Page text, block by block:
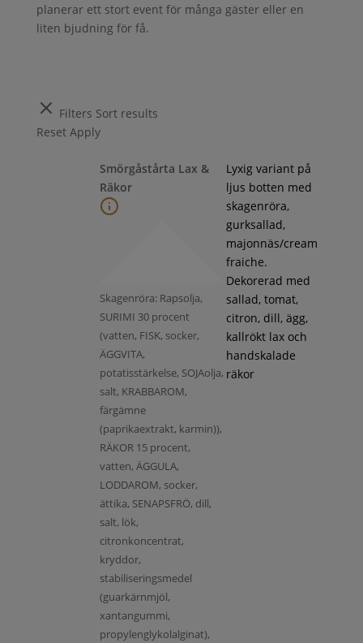
planerar ett stort event för många gäster eller en
liten bjudning för få.
Filters Sort results
Reset Apply
Smörgåstårta Lax &
Räkor
Skagenröra: Rapsolja,
SURIMI 30 procent
(vatten, FISK, socker,
ÄGGVITA,
potatisstärkelse, SOJAolja,
salt, KRABBAROM,
färgämne
(paprikaextrakt, karmin)),
RÄKOR 15 procent,
vatten, ÄGGULA,
LODDAROM, socker,
ättika, SENAPSFRÖ, dill,
salt, lök,
citronkoncentrat,
kryddor,
stabiliseringsmedel
(guarkärnmjöl,
xantangummi,
propylenglykolalginat),
Lyxig variant på
ljus botten med
skagenröra,
gurksallad,
majonnäs/cream
fraiche.
Dekorerad med
sallad, tomat,
citron, dill, ägg,
kallrökt lax och
handskalade
räkor